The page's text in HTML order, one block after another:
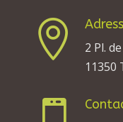

2 Pl.
11350